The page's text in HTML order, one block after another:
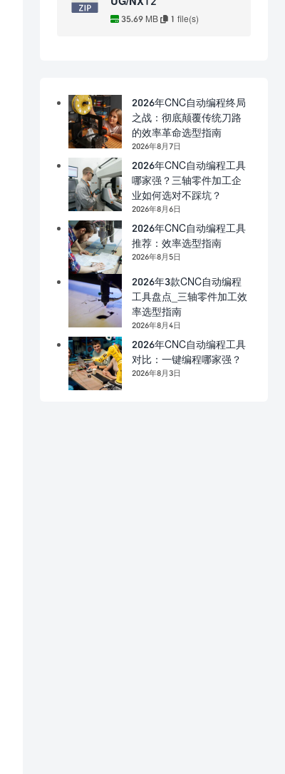
35.69 MB 1 file(s)
2026年CNC自动编程终局
之战：彻底颠覆传统刀路
的效率革命选型指南
2026年8月7日
2026年CNC自动编程工具
哪家强？三轴零件加工企
业如何选对不踩坑？
2026年8月6日
2026年CNC自动编程工具
推荐：效率选型指南
2026年8月5日
2026年3款CNC自动编程
工具盘点_三轴零件加工效
率选型指南
2026年8月4日
2026年CNC自动编程工具
对比：一键编程哪家强？
2026年8月3日